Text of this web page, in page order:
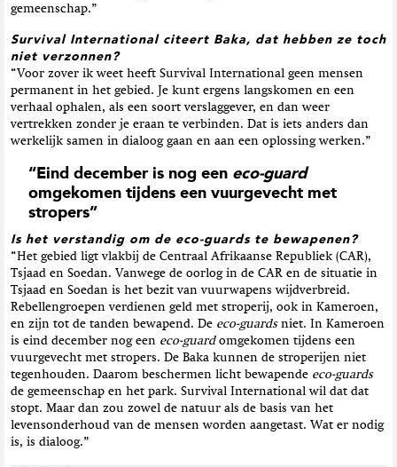
gemeenschap.”
Survival International citeert Baka, dat hebben ze toch
niet verzonnen?
“Voor zover ik weet heeft Survival International geen mensen
permanent in het gebied. Je kunt ergens langskomen en een
verhaal ophalen, als een soort verslaggever, en dan weer
vertrekken zonder je eraan te verbinden. Dat is iets anders dan
werkelijk samen in dialoog gaan en aan een oplossing werken.”
“Eind december is nog een eco-guard
omgekomen tijdens een vuurgevecht met
stropers”
Is het verstandig om de eco-guards te bewapenen?
“Het gebied ligt vlakbij de Centraal Afrikaanse Republiek (CAR),
Tsjaad en Soedan. Vanwege de oorlog in de CAR en de situatie in
Tsjaad en Soedan is het bezit van vuurwapens wijdverbreid.
Rebellengroepen verdienen geld met stroperij, ook in Kameroen,
en zijn tot de tanden bewapend. De eco-guardsniet. In Kameroen
is eind december nog een eco-guardomgekomen tijdens een
vuurgevecht met stropers. De Baka kunnen de stroperijen niet
tegenhouden. Daarom beschermen licht bewapende eco-guards
de gemeenschap en het park. Survival International wil dat dat
stopt. Maar dan zou zowel de natuur als de basis van het
levensonderhoud van de mensen worden aangetast. Wat er nodig
is, is dialoog.”